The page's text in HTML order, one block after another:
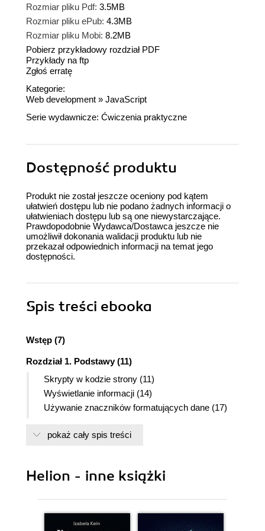
Rozmiar pliku Pdf: 3.5MB
Rozmiar pliku ePub: 4.3MB
Rozmiar pliku Mobi: 8.2MB
Pobierz przykładowy rozdział PDF
Przykłady na ftp
Zgłoś erratę
Kategorie:
Web development » JavaScript
Serie wydawnicze: Ćwiczenia praktyczne
Dostępność produktu
Produkt nie został jeszcze oceniony pod kątem
ułatwień dostępu lub nie podano żadnych informacji o
ułatwieniach dostępu lub są one niewystarczające.
Prawdopodobnie Wydawca/Dostawca jeszcze nie
umożliwił dokonania walidacji produktu lub nie
przekazał odpowiednich informacji na temat jego
dostępności.
Spis treści ebooka
Wstęp (7)
Rozdział 1. Podstawy (11)
Skrypty w kodzie strony (11)
Wyświetlanie informacji (14)
Używanie znaczników formatujących dane (17)
JavaScript to NIE skrypty Javy! (20)
Komentarze (21)
Zmienne (26)
Operatory (29)
pokaż cały spis treści
Helion - inne książki